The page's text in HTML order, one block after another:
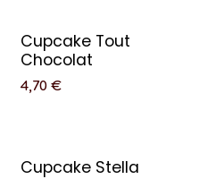
Cupcake Tout
Chocolat
4,70 €
Cupcake Stella